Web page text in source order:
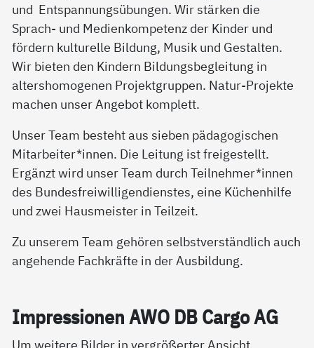
und Entspannungsübungen. Wir stärken die
Sprach- und Medienkompetenz der Kinder und
fördern kulturelle Bildung, Musik und Gestalten.
Wir bieten den Kindern Bildungsbegleitung in
altershomogenen Projektgruppen. Natur-Projekte
machen unser Angebot komplett.
Unser Team besteht aus sieben pädagogischen
Mitarbeiter*innen. Die Leitung ist freigestellt.
Ergänzt wird unser Team durch Teilnehmer*innen
des Bundesfreiwilligendienstes, eine Küchenhilfe
und zwei Hausmeister in Teilzeit.
Zu unserem Team gehören selbstverständlich auch
angehende Fachkräfte in der Ausbildung.
Im­pres­sio­nen AWO DB Car­go AG
Um weitere Bilder in vergrößerter Ansicht